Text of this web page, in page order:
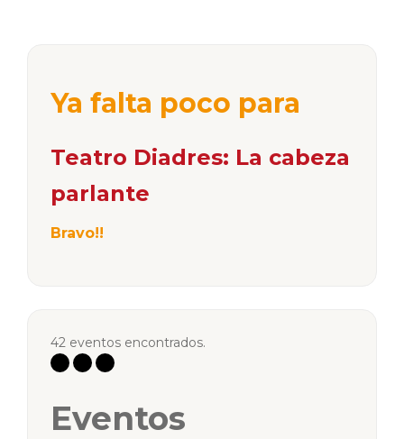
Ya falta poco para
Teatro Diadres: La cabeza
parlante
Bravo!!
42 eventos encontrados.
Eventos